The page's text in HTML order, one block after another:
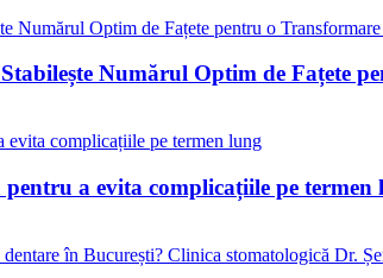
Numărul Optim de Fațete
a evita complicațiile pe termen